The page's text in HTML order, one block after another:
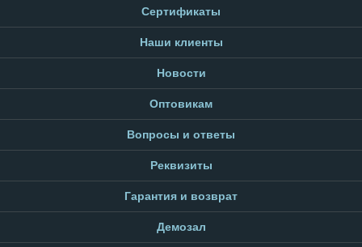
Сертификаты
Наши клиенты
Новости
Оптовикам
Вопросы и ответы
Реквизиты
Гарантия и возврат
Демозал